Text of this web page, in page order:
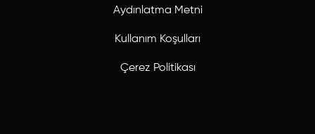
Aydınlatma Metni
Kullanım Koşulları
Çerez Politikası